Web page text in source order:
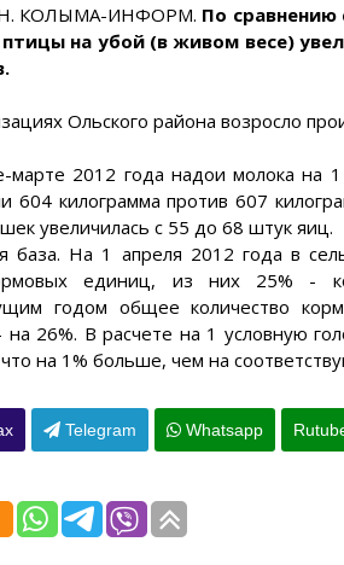
КОЛЫМА-ИНФОРМ. По сравнению
на убой (в живом весе)
Ольского района возросло
марте 2012 года надои молока на 1
604 килограмма против 607
увеличилась с 55 до 68 штук яиц.
база. На 1 апреля 2012 года в
единиц, из них 25% -
годом общее количество
на 26%. В расчете на 1 условную
на 1% больше, чем на
Telegram Whatsapp